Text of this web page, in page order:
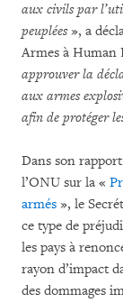
aux civils par
peuplées», a
Armes à Human
approuver la
aux armes
afin de protéger
Dans son
l’ONU sur la «
armés », le
ce type de
les pays à
rayon d’impact
des dommages